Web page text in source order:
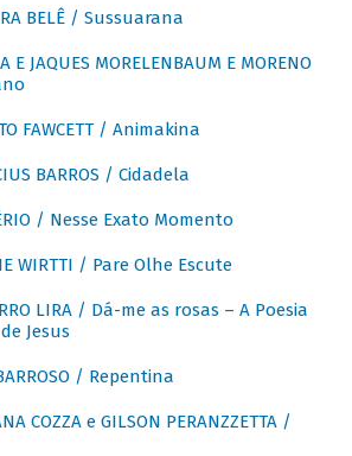
BELÊ / Sussuarana
E JAQUES MORELENBAUM E MORENO
FAWCETT / Animakina
BARROS / Cidadela
/ Nesse Exato Momento
WIRTTI / Pare Olhe Escute
LIRA / Dá-me as rosas – A Poesia
Jesus
/ Repentina
COZZA e GILSON PERANZZETTA /